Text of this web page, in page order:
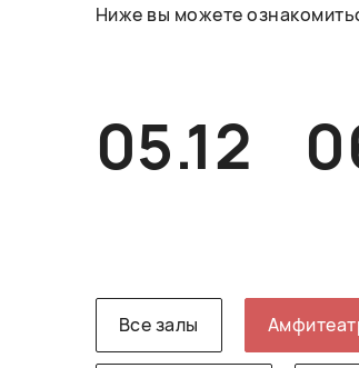
Ниже вы можете
05.12
Все залы